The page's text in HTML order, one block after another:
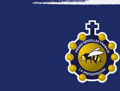
Pasaporte de
iniciativa de sexto
para promover los
el bienestar emocional